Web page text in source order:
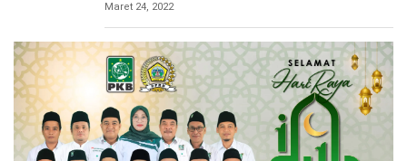
AGRARIA
DAERAH
PEMERINTAHAN
EKONOMI
OLAHRAGA
PENDIDIKAN
Maret 24, 2022